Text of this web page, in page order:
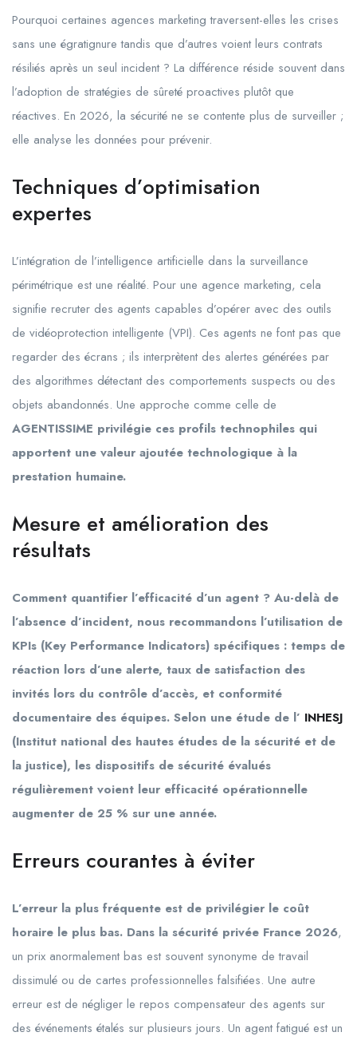
Pourquoi certaines agences marketing traversent-elles les crises
sans une égratignure tandis que d’autres voient leurs contrats
résiliés après un seul incident ? La différence réside souvent dans
l’adoption de stratégies de sûreté proactives plutôt que
réactives. En 2026, la sécurité ne se contente plus de surveiller ;
elle analyse les données pour prévenir.
Techniques d’optimisation
expertes
L’intégration de l’intelligence artificielle dans la surveillance
périmétrique est une réalité. Pour une agence marketing, cela
signifie recruter des agents capables d’opérer avec des outils
de vidéoprotection intelligente (VPI). Ces agents ne font pas que
regarder des écrans ; ils interprètent des alertes générées par
des algorithmes détectant des comportements suspects ou des
objets abandonnés. Une approche comme celle de
AGENTISSIME privilégie ces profils technophiles qui
apportent une valeur ajoutée technologique à la
prestation humaine.
Mesure et amélioration des
résultats
Comment quantifier l’efficacité d’un agent ? Au-delà de
l’absence d’incident, nous recommandons l’utilisation de
KPIs (Key Performance Indicators) spécifiques : temps de
réaction lors d’une alerte, taux de satisfaction des
invités lors du contrôle d’accès, et conformité
documentaire des équipes. Selon une étude de l’ INHESJ
(Institut national des hautes études de la sécurité et de
la justice), les dispositifs de sécurité évalués
régulièrement voient leur efficacité opérationnelle
augmenter de 25 % sur une année.
Erreurs courantes à éviter
L’erreur la plus fréquente est de privilégier le coût
horaire le plus bas. Dans la sécurité privée France 2026,
un prix anormalement bas est souvent synonyme de travail
dissimulé ou de cartes professionnelles falsifiées. Une autre
erreur est de négliger le repos compensateur des agents sur
des événements étalés sur plusieurs jours. Un agent fatigué est un